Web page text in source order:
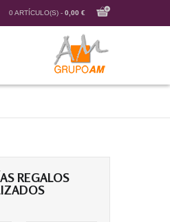
0 ARTÍCULO(S) - 0,00 €
REGALOS